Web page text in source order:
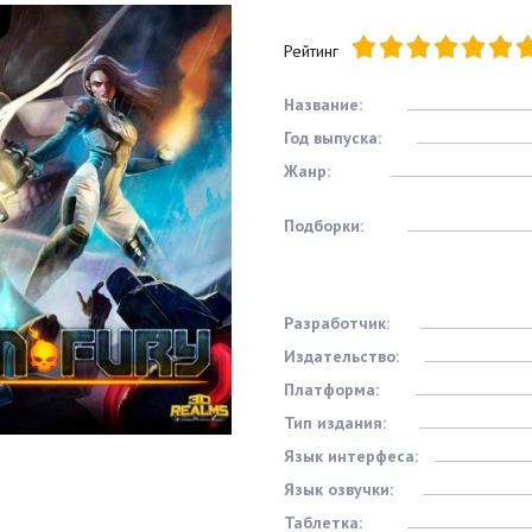
Рейтинг
Название:
Год выпуска:
Жанр:
Подборки:
Разработчик:
Издательство:
Платформа:
Тип издания:
Язык интерфеса:
Язык озвучки:
Таблетка: